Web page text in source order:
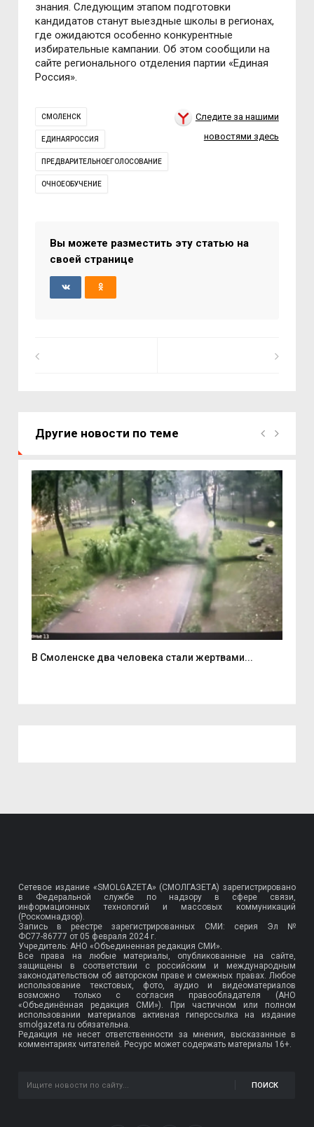
знания. Следующим этапом подготовки
кандидатов станут выездные школы в регионах,
где ожидаются особенно конкурентные
избирательные кампании. Об этом сообщили на
сайте регионального отделения партии «Единая
Россия».
СМОЛЕНСК
ЕДИНАЯРОССИЯ
ПРЕДВАРИТЕЛЬНОЕГОЛОСОВАНИЕ
ОЧНОЕОБУЧЕНИЕ
Следите за нашими
новостями здесь
Вы можете разместить эту статью на
своей странице
Другие новости по теме
В Смоленске два человека стали жертвами...
Сетевое издание «SMOLGAZETA» (СМОЛГАЗЕТА) зарегистрировано
в Федеральной службе по надзору в сфере связи,
информационных технологий и массовых коммуникаций
(Роскомнадзор).
Запись в реестре зарегистрированных СМИ: серия Эл №
ФС77-86777 от 05 февраля 2024 г.
Учредитель: АНО «Объединенная редакция СМИ».
Все права на любые материалы, опубликованные на сайте,
защищены в соответствии с российским и международным
законодательством об авторском праве и смежных правах. Любое
использование текстовых, фото, аудио и видеоматериалов
возможно только с согласия правообладателя (АНО
«Объединённая редакция СМИ»). При частичном или полном
использовании материалов активная гиперссылка на издание
smolgazeta.ru обязательна.
Редакция не несет ответственности за мнения, высказанные в
комментариях читателей. Ресурс может содержать материалы 16+.
ПОИСК